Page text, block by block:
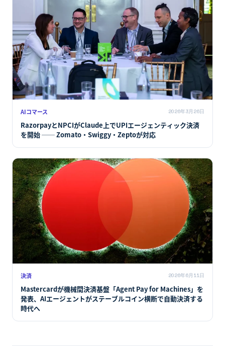
AIコマース 2026年3月26日
RazorpayとNPCIがClaude上でUPIエージェンティック決済
を開始 ── Zomato・Swiggy・Zeptoが対応
決済 2026年6月11日
Mastercardが機械間決済基盤「Agent Pay for Machines」を
発表、AIエージェントがステーブルコイン横断で自動決済する
時代へ